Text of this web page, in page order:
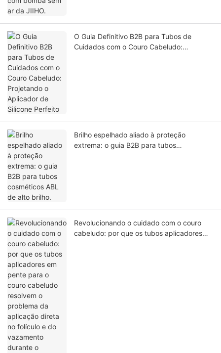
O Guia Definitivo B2B para Tubos de
Cuidados com o Couro Cabeludo:
Brilho espelhado aliado à proteção
extrema: o guia B2B para tubos
Revolucionando o cuidado com o couro
cabeludo: por que os tubos aplicadores